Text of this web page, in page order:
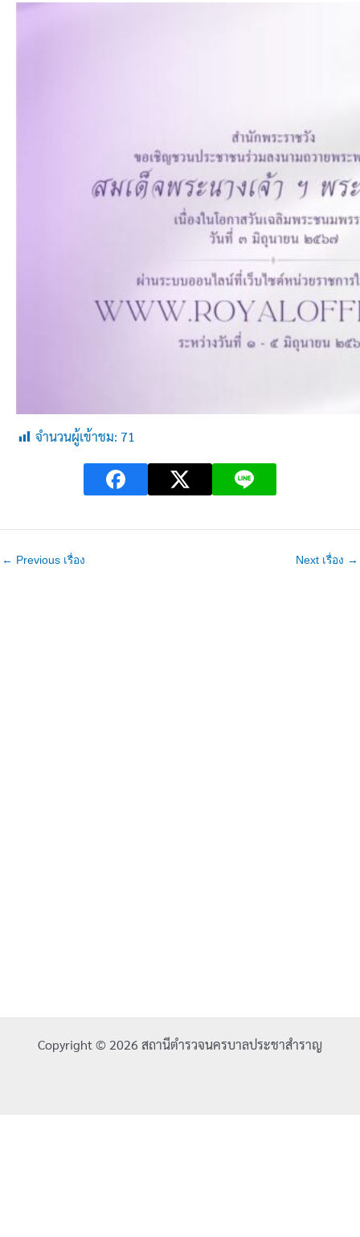
จำนวนผู้เข้าชม: 71
← Previous เรื่อง Next เรื่อง →
Copyright © 2026 สถานีตำรวจนครบาลประชาสำราญ